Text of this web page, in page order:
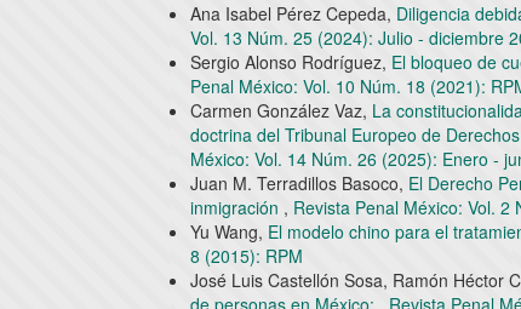
Ana Isabel Pérez Cepeda, Diligencia
Vol. 13 Núm. 25 (2024): Julio - diciembre
Sergio Alonso Rodríguez, El bloqueo de
Penal México: Vol. 10 Núm. 18 (2021):
Carmen González Vaz, La
doctrina del Tribunal Europeo de
México: Vol. 14 Núm. 26 (2025): Enero -
Juan M. Terradillos Basoco, El Derecho
inmigración , Revista Penal México: Vol. 2
Yu Wang, El modelo chino para el
8 (2015): RPM
José Luis Castellón Sosa, Ramón Héctor